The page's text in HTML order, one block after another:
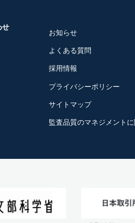
せ
お知らせ
よくある質問
採用情報
プライバシーポリシー
サイトマップ
監査品質のマネジメント